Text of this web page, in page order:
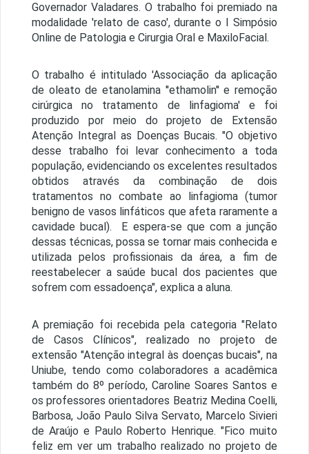
Governador Valadares. O trabalho foi premiado na
modalidade 'relato de caso', durante o I Simpósio
Online de Patologia e Cirurgia Oral e MaxiloFacial.
O trabalho é intitulado 'Associação da aplicação
de oleato de etanolamina ''ethamolin'' e remoção
cirúrgica no tratamento de linfagioma' e foi
produzido por meio do projeto de Extensão
Atenção Integral as Doenças Bucais. "O objetivo
desse trabalho foi levar conhecimento a toda
população, evidenciando os excelentes resultados
obtidos através da combinação de dois
tratamentos no combate ao linfagioma (tumor
benigno de vasos linfáticos que afeta raramente a
cavidade bucal). E espera-se que com a junção
dessas técnicas, possa se tornar mais conhecida e
utilizada pelos profissionais da área, a fim de
reestabelecer a saúde bucal dos pacientes que
sofrem com essadoença", explica a aluna.
A premiação foi recebida pela categoria "Relato
de Casos Clínicos", realizado no projeto de
extensão "Atenção integral às doenças bucais", na
Uniube, tendo como colaboradores a acadêmica
também do 8º período, Caroline Soares Santos e
os professores orientadores Beatriz Medina Coelli,
Barbosa, João Paulo Silva Servato, Marcelo Sivieri
de Araújo e Paulo Roberto Henrique. "Fico muito
feliz em ver um trabalho realizado no projeto de